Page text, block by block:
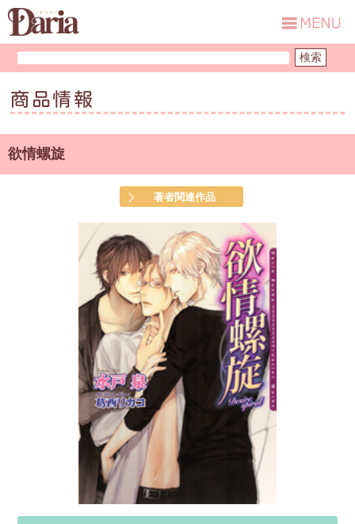
商品情報
欲情螺旋
著者関連作品